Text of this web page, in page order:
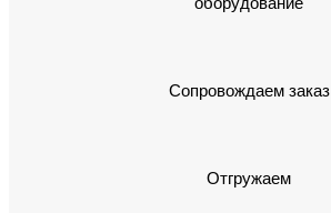
Сопровождаем заказ
Отгружаем